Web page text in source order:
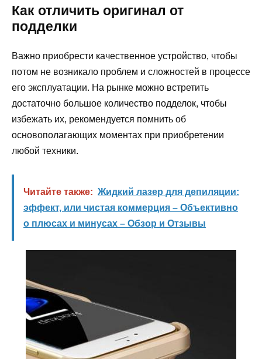
Как отличить оригинал от
подделки
Важно приобрести качественное устройство, чтобы
потом не возникало проблем и сложностей в процессе
его эксплуатации. На рынке можно встретить
достаточно большое количество подделок, чтобы
избежать их, рекомендуется помнить об
основополагающих моментах при приобретении
любой техники.
Читайте также: Жидкий лазер для депиляции:
эффект, или чистая коммерция – Объективно
о плюсах и минусах – Обзор и Отзывы